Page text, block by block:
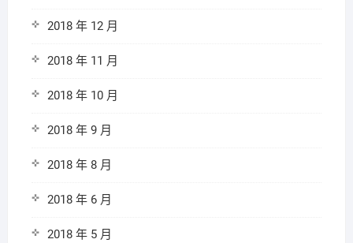
2018 年 12 月
2018 年 11 月
2018 年 10 月
2018 年 9 月
2018 年 8 月
2018 年 6 月
2018 年 5 月